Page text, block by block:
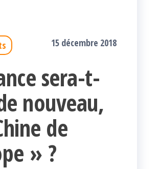
15 décembre 2018
sera-t-
nouveau,
de
» ?